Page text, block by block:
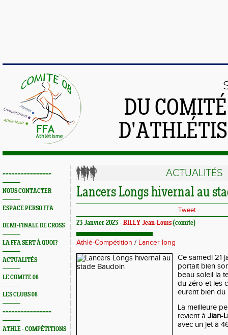
DU
================
NOUS CONTACTER
ESPACE PERSO FFA
DEMI-FINALE DE CROSS
LA FFA SERT À QUOI?
ACTUALITÉS
LE COMITE 08
LES CLUBS 08
================
ATHLE - COMPÉTITIONS
ACTUALITÉS
Lancers Longs hivernal au
Tweet
23 Janvier 2023 - BILLY Jean-Louis(comite)
Athlé-Compétition / Lancer long
Ce samedi 21
portait bien
beau soleil la
du zéro et les
eurent bien du
La meilleure
revient à Jian-
avec un jet à